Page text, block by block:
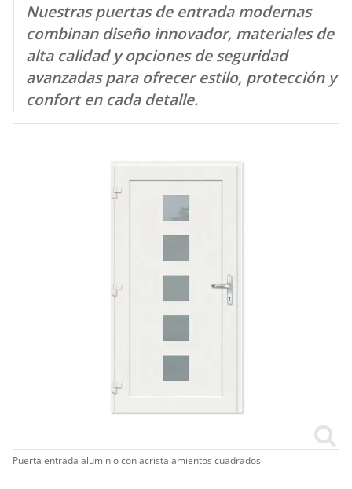
Nuestras puertas de entrada modernas
combinan diseño innovador, materiales de
alta calidad y opciones de seguridad
avanzadas para ofrecer estilo, protección y
confort en cada detalle.
Puerta entrada aluminio con acristalamientos cuadrados